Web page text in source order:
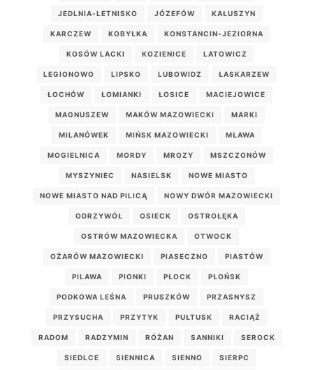
JEDLNIA-LETNISKO JÓZEFÓW KAŁUSZYN
KARCZEW KOBYŁKA KONSTANCIN-JEZIORNA
KOSÓW LACKI KOZIENICE LATOWICZ
LEGIONOWO LIPSKO LUBOWIDZ ŁASKARZEW
ŁOCHÓW ŁOMIANKI ŁOSICE MACIEJOWICE
MAGNUSZEW MAKÓW MAZOWIECKI MARKI
MILANÓWEK MIŃSK MAZOWIECKI MŁAWA
MOGIELNICA MORDY MROZY MSZCZONÓW
MYSZYNIEC NASIELSK NOWE MIASTO
NOWE MIASTO NAD PILICĄ NOWY DWÓR MAZOWIECKI
ODRZYWÓŁ OSIECK OSTROŁĘKA
OSTRÓW MAZOWIECKA OTWOCK
OŻARÓW MAZOWIECKI PIASECZNO PIASTÓW
PILAWA PIONKI PŁOCK PŁOŃSK
PODKOWA LEŚNA PRUSZKÓW PRZASNYSZ
PRZYSUCHA PRZYTYK PUŁTUSK RACIĄŻ
RADOM RADZYMIN RÓŻAN SANNIKI SEROCK
SIEDLCE SIENNICA SIENNO SIERPC